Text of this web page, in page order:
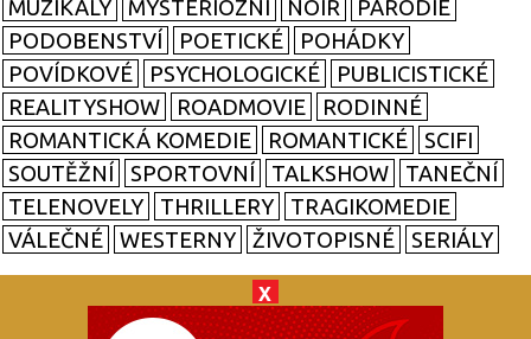
X
MUZIKÁLY
MYSTERIÓZNÍ NOIR
PARODIE
PODOBENSTVÍ
POETICKÉ
POHÁDKY
POVÍDKOVÉ
PSYCHOLOGICKÉ
PUBLICISTICKÉ
REALITYSHOW
ROADMOVIE
RODINNÉ
ROMANTICKÁ KOMEDIE
ROMANTICKÉ
SCIFI
SOUTĚŽNÍ
SPORTOVNÍ TALKSHOW
TANEČNÍ
TELENOVELY
THRILLERY
TRAGIKOMEDIE
VÁLEČNÉ
WESTERNY ŽIVOTOPISNÉ SERIÁLY